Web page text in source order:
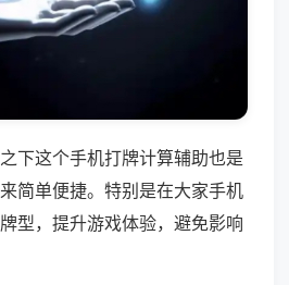
下这个手机打牌计算辅助也是
简单便捷。特别是在大家手机
型，提升游戏体验，避免影响